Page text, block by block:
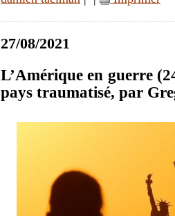
27/08/2021
L’Amérique en guerre
pays traumatisé, par